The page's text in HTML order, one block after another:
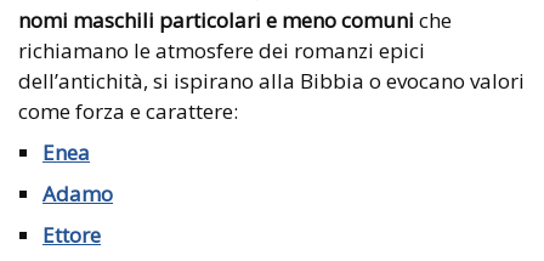
nomi maschili particolari e meno comuni che
richiamano le atmosfere dei romanzi epici
dell’antichità, si ispirano alla Bibbia o evocano valori
come forza e carattere:
Enea
Adamo
Ettore